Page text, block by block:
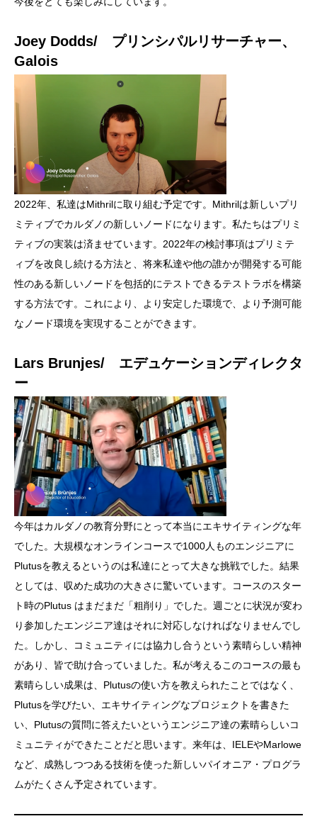
Joey Dodds/ プリンシパルリサーチャー、
Galois
2022年、私達はMithrilに取り組む予定です。Mithrilは新しいプリ
ミティブでカルダノの新しいノードになります。私たちはプリミ
ティブの実装は済ませています。2022年の検討事項はプリミテ
ィブを改良し続ける方法と、将来私達や他の誰かが開発する可能
性のある新しいノードを包括的にテストできるテストラボを構築
する方法です。これにより、より安定した環境で、より予測可能
なノード環境を実現することができます。
Lars Brunjes/ エデュケーションディレクタ
ー
今年はカルダノの教育分野にとって本当にエキサイティングな年
でした。大規模なオンラインコースで1000人ものエンジニアに
Plutusを教えるというのは私達にとって大きな挑戦でした。結果
としては、収めた成功の大きさに驚いています。コースのスター
ト時のPlutus はまだまだ「粗削り」でした。週ごとに状況が変わ
り参加したエンジニア達はそれに対応しなければなりませんでし
た。しかし、コミュニティには協力し合うという素晴らしい精神
があり、皆で助け合っていました。私が考えるこのコースの最も
素晴らしい成果は、Plutusの使い方を教えられたことではなく、
Plutusを学びたい、エキサイティングなプロジェクトを書きた
い、Plutusの質問に答えたいというエンジニア達の素晴らしいコ
ミュニティができたことだと思います。来年は、IELEやMarlowe
など、成熟しつつある技術を使った新しいパイオニア・プログラ
ムがたくさん予定されています。